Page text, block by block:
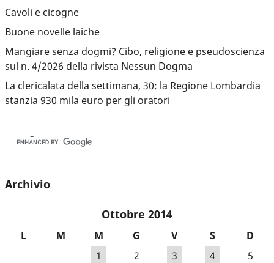
Cavoli e cicogne
Buone novelle laiche
Mangiare senza dogmi? Cibo, religione e pseudoscienza
sul n. 4/2026 della rivista Nessun Dogma
La clericalata della settimana, 30: la Regione Lombardia
stanzia 930 mila euro per gli oratori
Archivio
Ottobre 2014
L M M G V S
D
1
2 3 4
5